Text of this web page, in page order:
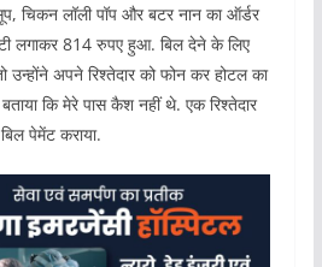
चिकन लॉली पॉप और बटर नान का ऑर्डर
लगाकर 814 रुपए हुआ. बिल देने के लिए
उन्होंने अपने रिश्तेदार को फोन कर होटल का
कि मेरे पास कैश नहीं थे. एक रिश्तेदार
पेमेंट कराया.